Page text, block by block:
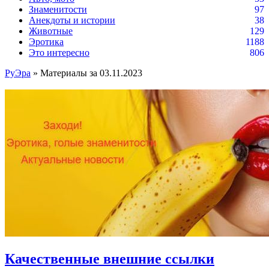
Знаменитости
97
Анекдоты и истории
38
Животные
129
Эротика
1188
Это интересно
806
РуЭра » Материалы за 03.11.2023
Качественные внешние ссылки